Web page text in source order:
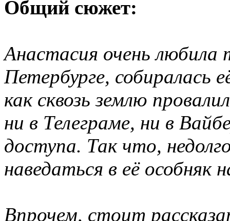
Общий сюжет:
Анастасия очень
Петербурге, собиралась
как сквозь землю
ни в Телеграме, ни в
доступа. Так что,
наведаться в её особняк
Впрочем, стоит